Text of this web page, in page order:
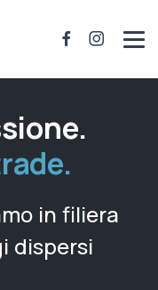
in filiera
dispersi